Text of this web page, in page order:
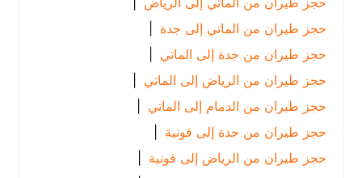
حجز طيران من الماتي إلى جدة
حجز طيران من جدة إلى الماتي
|
حجز طيران من الرياض إلى الماتي
|
حجز طيران من الدمام إلى الماتي
|
حجز طيران من جدة إلى قونية |
حجز طيران من الرياض إلى قونية |